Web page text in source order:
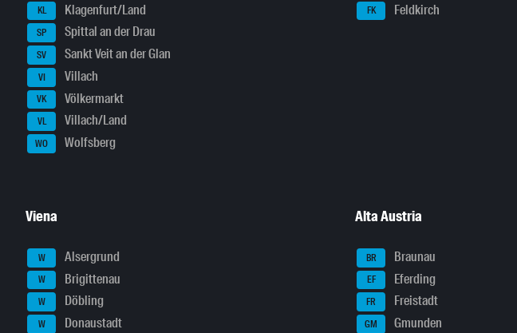
KL Klagenfurt/Land
SP Spittal an der Drau
SV Sankt Veit an der Glan
VI Villach
VK Völkermarkt
VL Villach/Land
WO Wolfsberg
FK Feldkirch
Viena
W Alsergrund
W Brigittenau
W Döbling
W Donaustadt
Alta Austria
BR Braunau
EF Eferding
FR Freistadt
GM Gmunden